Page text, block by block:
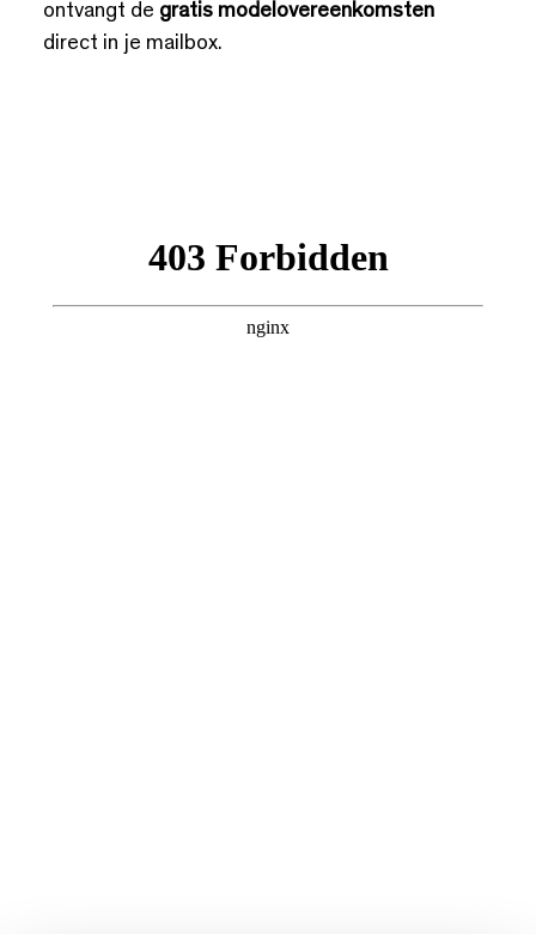
ontvangt de gratis modelovereenkomsten
direct in je mailbox.